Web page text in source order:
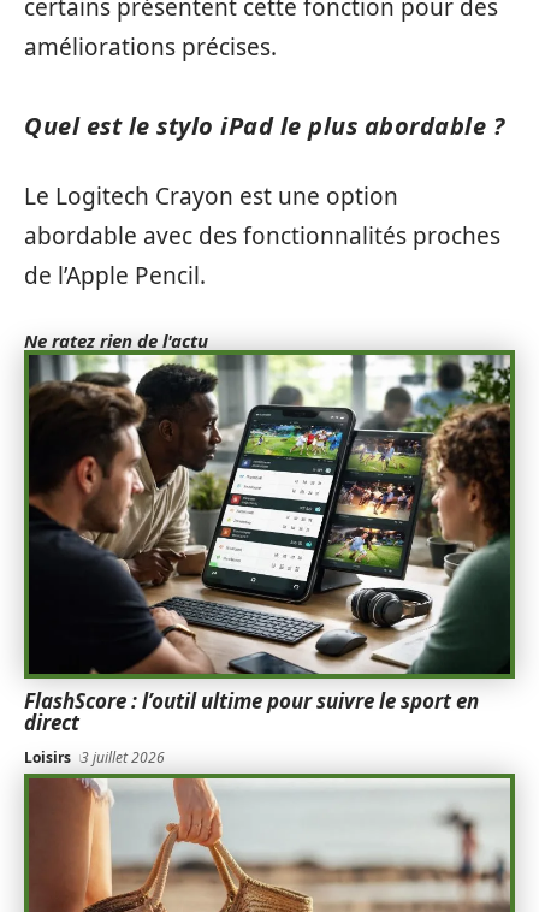
certains présentent cette fonction pour des
améliorations précises.
Quel est le stylo iPad le plus abordable ?
Le Logitech Crayon est une option
abordable avec des fonctionnalités proches
de l’Apple Pencil.
Ne ratez rien de l'actu
FlashScore : l’outil ultime pour suivre le sport en
direct
Loisirs 3 juillet 2026